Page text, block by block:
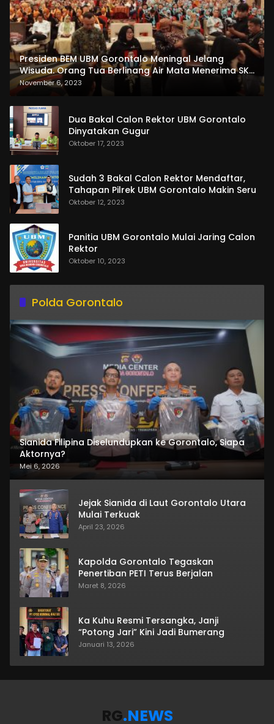
Presiden BEM UBM Gorontalo Meningal Jelang
Wisuda. Orang Tua Berlinang Air Mata Menerima SKL
dan Pemasangan Salempang
November 6, 2023
Dua Bakal Calon Rektor UBM Gorontalo
Dinyatakan Gugur
Oktober 17, 2023
Sudah 3 Bakal Calon Rektor Mendaftar,
Tahapan Pilrek UBM Gorontalo Makin Seru
Oktober 12, 2023
Panitia UBM Gorontalo Mulai Jaring Calon
Rektor
Oktober 10, 2023
Polda Gorontalo
Sianida Filipina Diselundupkan ke Gorontalo, Siapa
Aktornya?
Mei 6, 2026
Jejak Sianida di Laut Gorontalo Utara
Mulai Terkuak
April 23, 2026
Kapolda Gorontalo Tegaskan
Penertiban PETI Terus Berjalan
Maret 8, 2026
Ka Kuhu Resmi Tersangka, Janji
“Potong Jari” Kini Jadi Bumerang
Januari 13, 2026
RG.NEWS